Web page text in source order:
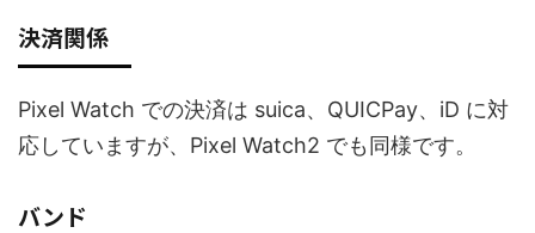
決済関係
Pixel Watch での決済は suica、QUICPay、iD に対
応していますが、Pixel Watch2 でも同様です。
バンド